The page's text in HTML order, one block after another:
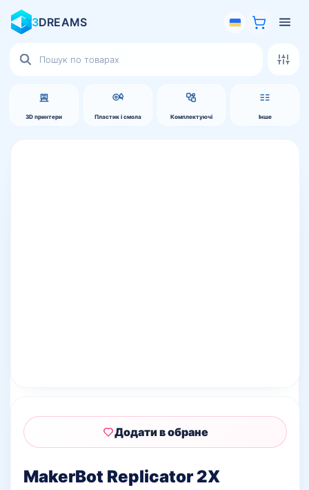
3DREAMS
3D принтери Пластик і смола Комплектуючі Інше
товарів
MakerBot Replicator 2X
Додати в обране